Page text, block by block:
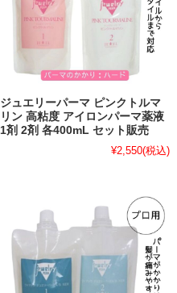
ジュエリーパーマ ピンクトルマ
リン 高粘度 アイロンパーマ薬液
1剤 2剤 各400mL セット販売
¥2,550(税込)